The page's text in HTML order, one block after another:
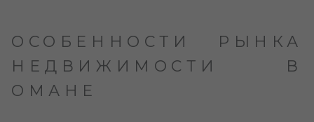
ОСОБЕННОСТИ РЫНКА
НЕДВИЖИМОСТИ В
ОМАНЕ